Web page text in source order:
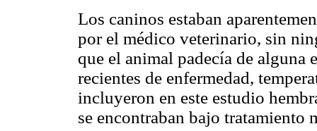
Los caninos estaban
por el médico veterinario, sin
que el animal padecía de alguna
recientes de enfermedad,
incluyeron en este estudio
se encontraban bajo tratamiento